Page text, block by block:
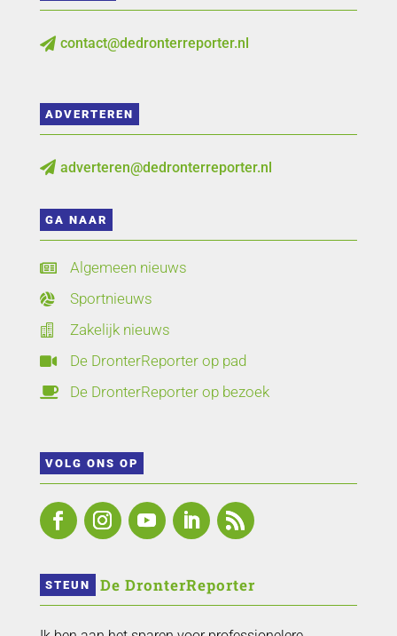
 contact@dedronterreporter.nl
ADVERTEREN
 adverteren@dedronterreporter.nl
GA NAAR
 Algemeen nieuws
 Sportnieuws
 Zakelijk nieuws
 De DronterReporter op pad
 De DronterReporter op bezoek
VOLG ONS OP
STEUN De DronterReporter